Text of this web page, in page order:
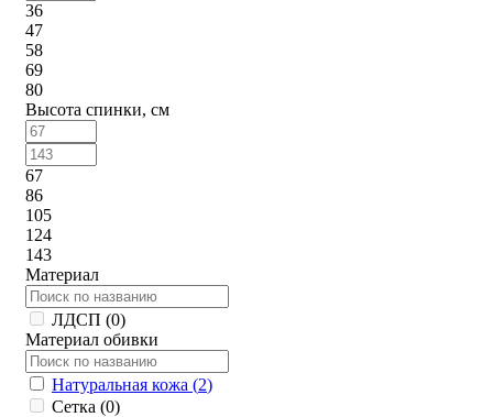
36
47
58
69
80
Высота спинки, см
67
86
105
124
143
Материал
ЛДСП (0)
Материал обивки
Натуральная кожа (2)
Сетка (0)